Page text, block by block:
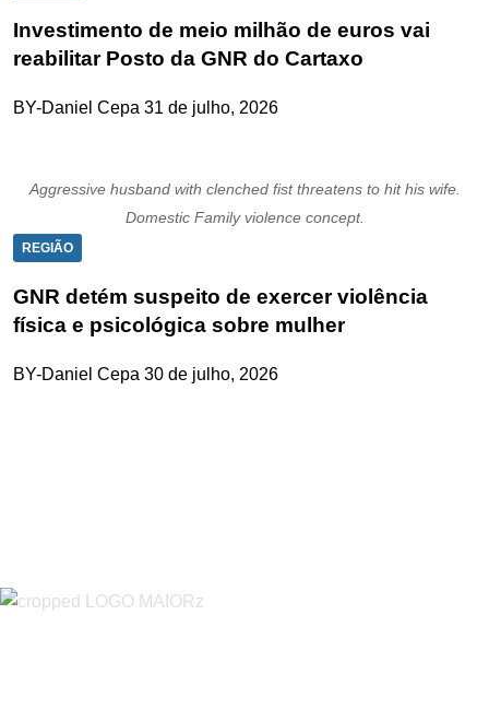
Investimento de meio milhão de euros vai
reabilitar Posto da GNR do Cartaxo
BY-Daniel Cepa 31 de julho, 2026
Aggressive husband with clenched fist threatens to hit his wife.
Domestic Family violence concept.
REGIÃO
GNR detém suspeito de exercer violência
física e psicológica sobre mulher
BY-Daniel Cepa 30 de julho, 2026